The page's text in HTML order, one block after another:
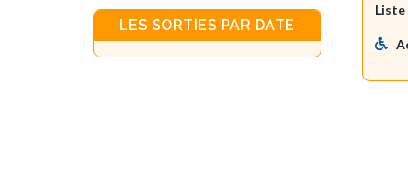
Liste
LES SORTIES PAR DATE